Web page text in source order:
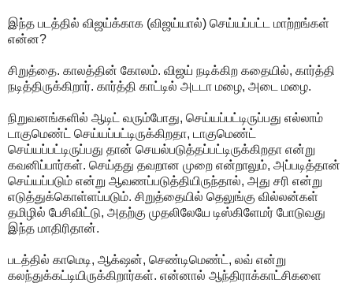
இந்த படத்தில் விஜய்க்காக (விஜய்யால்) செய்யப்பட்ட மாற்றங்கள்
என்ன?
சிறுத்தை. காலத்தின் கோலம். விஜய் நடிக்கிற கதையில், கார்த்தி
நடித்திருக்கிறார். கார்த்தி காட்டில் அடடா மழை, அடை மழை.
நிறுவனங்களில் ஆடிட் வரும்போது, செய்யப்பட்டிருப்பது எல்லாம்
டாகுமெண்ட் செய்யப்பட்டிருக்கிறதா, டாகுமெண்ட்
செய்யப்பட்டிருப்பது தான் செயல்படுத்தப்பட்டிருக்கிறதா என்று
கவனிப்பார்கள். செய்தது தவறான முறை என்றாலும், அப்படித்தான்
செய்யப்படும் என்று ஆவணப்படுத்தியிருந்தால், அது சரி என்று
எடுத்துக்கொள்ளப்படும். சிறுத்தையில் தெலுங்கு வில்லன்கள்
தமிழில் பேசிவிட்டு, அதற்கு முதலிலேயே டிஸ்கிளேமர் போடுவது
இந்த மாதிரிதான்.
படத்தில் காமெடி, ஆக்‌ஷன், செண்டிமெண்ட், லவ் என்று
கலந்துக்கட்டியிருக்கிறார்கள். என்னால் ஆந்திராக்காட்சிகளை